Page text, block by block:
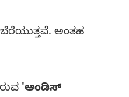
ಅಂತಹ
'ಆಂಡಿಸ್